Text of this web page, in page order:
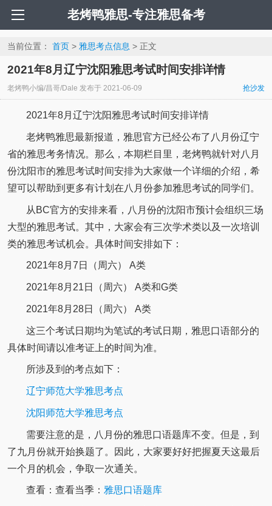
老烤鸭雅思-专注雅思备考
当前位置： 首页> 雅思考点信息 > 正文
2021年8月辽宁沈阳雅思考试时间安排详情
老烤鸭小编/昌哥/Dale 发布于 2021-06-09 抢沙发
2021年8月辽宁沈阳雅思考试时间安排详情
老烤鸭雅思最新报道，雅思官方已经公布了八月份辽宁
省的雅思考务情况。那么，本期栏目里，老烤鸭就针对八月
份沈阳市的雅思考试时间安排为大家做一个详细的介绍，希
望可以帮助到更多有计划在八月份参加雅思考试的同学们。
从BC官方的安排来看，八月份的沈阳市预计会组织三场
大型的雅思考试。其中，大家会有三次学术类以及一次培训
类的雅思考试机会。具体时间安排如下：
2021年8月7日（周六） A类
2021年8月21日（周六） A类和G类
2021年8月28日（周六） A类
这三个考试日期均为笔试的考试日期，雅思口语部分的
具体时间请以准考证上的时间为准。
所涉及到的考点如下：
辽宁师范大学雅思考点
沈阳师范大学雅思考点
需要注意的是，八月份的雅思口语题库不变。但是，到
了九月份就开始换题了。因此，大家要好好把握夏天这最后
一个月的机会，争取一次通关。
查看：查看当季： 雅思口语题库